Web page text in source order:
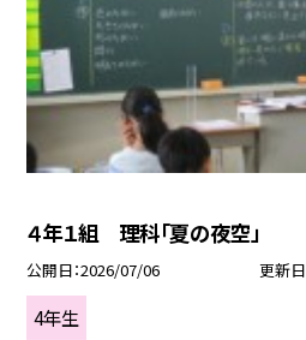
４年１組 理科「夏の夜空」
公開日 2026/07/06 更新日
4年生